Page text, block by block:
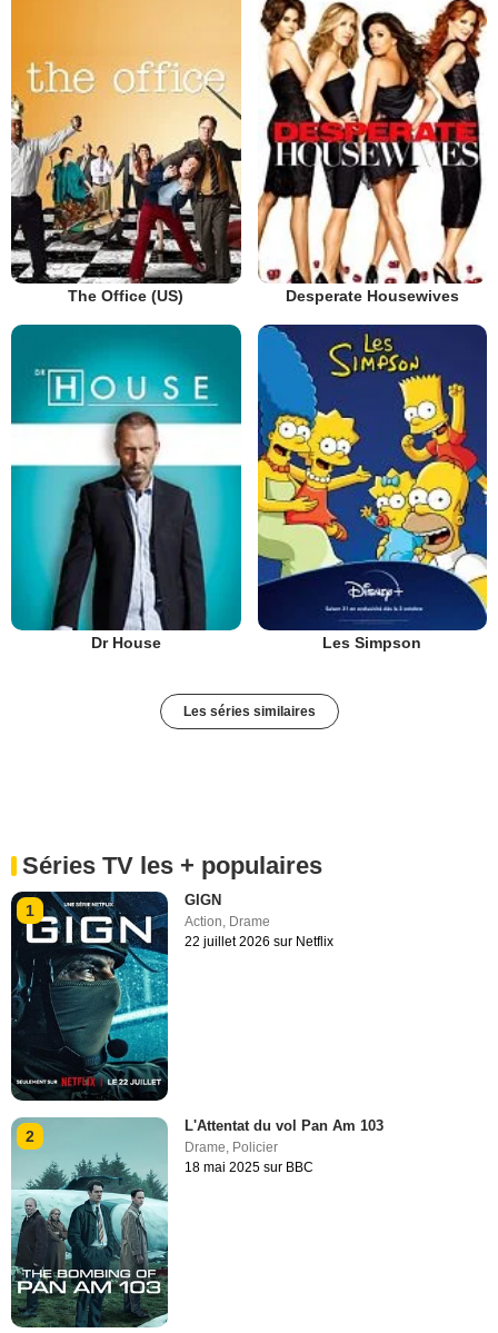
The Office (US) Desperate Housewives
Dr House Les Simpson
Les séries similaires
Séries TV les + populaires
1
GIGN
Action, Drame
22 juillet 2026 sur Netflix
2
L'Attentat du vol Pan Am 103
Drame, Policier
18 mai 2025 sur BBC